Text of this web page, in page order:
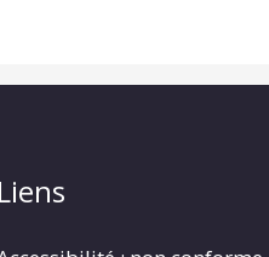
Liens